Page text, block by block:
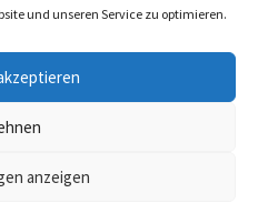
und unseren Service zu optimieren.
anzeigen